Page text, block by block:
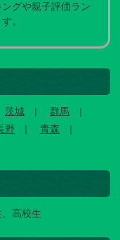
グや親子評価ラン
。
茨城
群馬
野
青森
高校生